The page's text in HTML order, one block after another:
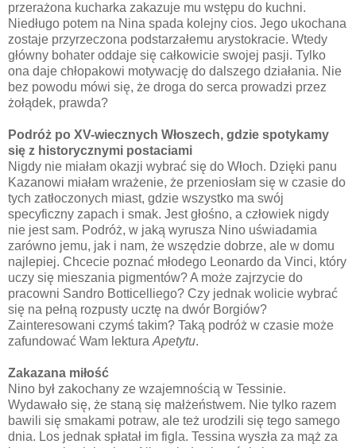
przerażona kucharka zakazuje mu wstępu do kuchni.
Niedługo potem na Nina spada kolejny cios. Jego ukochana
zostaje przyrzeczona podstarzałemu arystokracie. Wtedy
główny bohater oddaje się całkowicie swojej pasji. Tylko
ona daje chłopakowi motywację do dalszego działania. Nie
bez powodu mówi się, że droga do serca prowadzi przez
żołądek, prawda?
Podróż po XV-wiecznych Włoszech, gdzie spotykamy
się z historycznymi postaciami
Nigdy nie miałam okazji wybrać się do Włoch. Dzięki panu
Kazanowi miałam wrażenie, że przeniosłam się w czasie do
tych zatłoczonych miast, gdzie wszystko ma swój
specyficzny zapach i smak. Jest głośno, a człowiek nigdy
nie jest sam. Podróż, w jaką wyrusza Nino uświadamia
zarówno jemu, jak i nam, że wszędzie dobrze, ale w domu
najlepiej. Chcecie poznać młodego Leonardo da Vinci, który
uczy się mieszania pigmentów? A może zajrzycie do
pracowni Sandro Botticelliego? Czy jednak wolicie wybrać
się na pełną rozpusty ucztę na dwór Borgiów?
Zainteresowani czymś takim? Taką podróż w czasie może
zafundować Wam lektura Apetytu.
Zakazana miłość
Nino był zakochany ze wzajemnością w Tessinie.
Wydawało się, że staną się małżeństwem. Nie tylko razem
bawili się smakami potraw, ale też urodzili się tego samego
dnia. Los jednak spłatał im figla. Tessina wyszła za mąż za